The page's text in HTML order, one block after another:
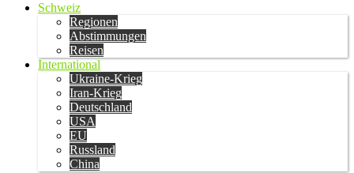
Schweiz
Regionen
Abstimmungen
Reisen
International
Ukraine-Krieg
Iran-Krieg
Deutschland
USA
EU
Russland
China